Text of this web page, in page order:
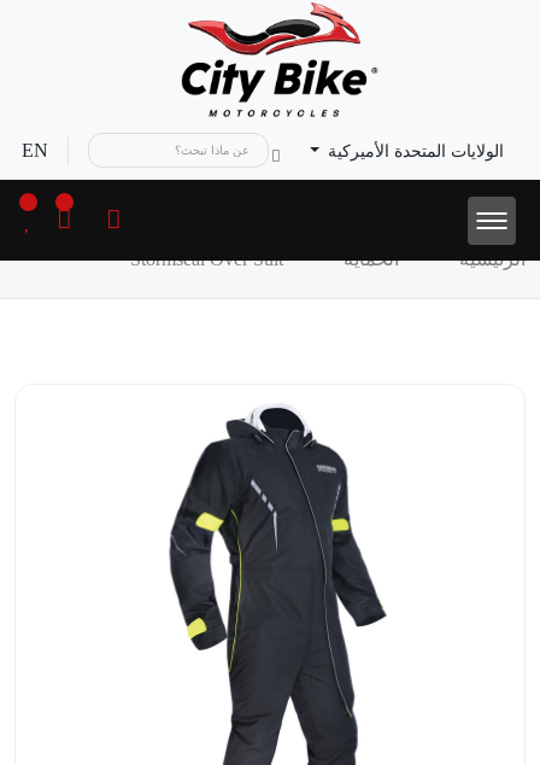
الولايات المتحدة الأميركية EN
الرئيسية الحماية Stormseal Over Suit